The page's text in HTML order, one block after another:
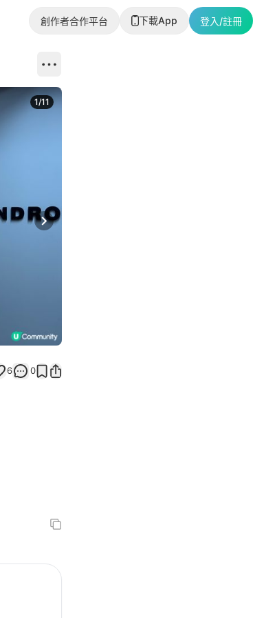
創作者合作平台 下載App 登入/註冊
Next slide
1/11
6 0